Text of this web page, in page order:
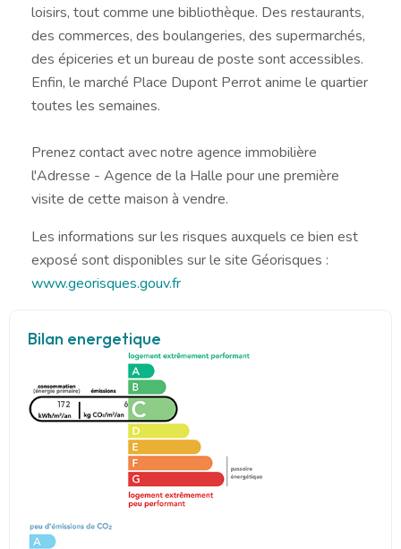
loisirs, tout comme une bibliothèque. Des restaurants,
des commerces, des boulangeries, des supermarchés,
des épiceries et un bureau de poste sont accessibles.
Enfin, le marché Place Dupont Perrot anime le quartier
toutes les semaines.
Prenez contact avec notre agence immobilière
l'Adresse - Agence de la Halle pour une première
visite de cette maison à vendre.
Les informations sur les risques auxquels ce bien est
exposé sont disponibles sur le site Géorisques :
www.georisques.gouv.fr
Bilan energetique
172 6